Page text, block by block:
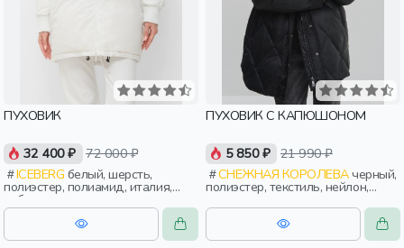
ПУХОВИК
32 400 ₽ 72 000 ₽
ICEBERG
полиэстер, полиамид, италия,
рубчик, прямые, резинка,
длинные, длинный рукав,
манжета, прорези, карман,
воротник, фактурные, воротник-
ПУХОВИК С КАПЮШОНОМ
5 850 ₽ 21 990 ₽
СНЕЖНАЯ КОРОЛЕВАчерный,
полиэстер, текстиль, нейлон,
зима, осень, россия, прямые,
капюшон, застежка, утепленные,
стеганые, кнопки, прорези,
карман, воротник, женщины,